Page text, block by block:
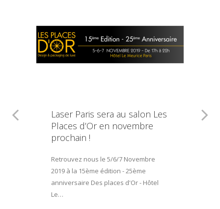
Laser Paris sera au salon Les
Places d’Or en novembre
prochain !
Retrouvez nous le 5/6/7 Novembre
2019 à la 15ème édition - 25ème
anniversaire Des places d'Or - Hôtel
Le…